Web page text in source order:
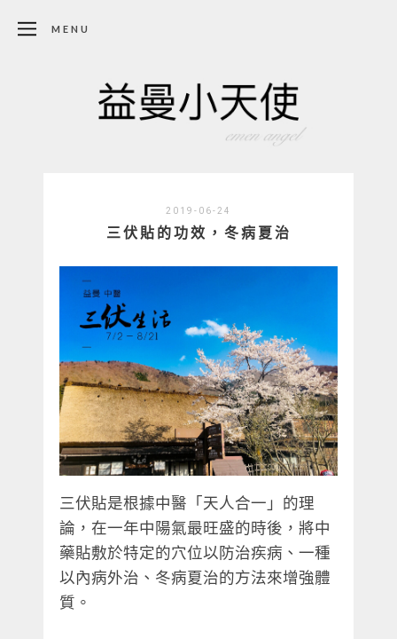
MENU
2019-06-24
三伏貼的功效，冬病夏治
三伏貼是根據中醫「天人合一」的理
論，在一年中陽氣最旺盛的時後，將中
藥貼敷於特定的穴位以防治疾病、一種
以內病外治、冬病夏治的方法來增強體
質。